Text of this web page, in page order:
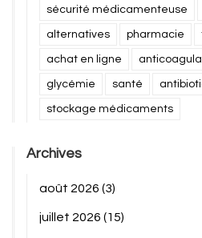
sécurité médicamenteuse
alternatives pharmacie
achat en ligne
glycémie santé
stockage médicaments
Archives
août 2026 (3)
juillet 2026 (15)